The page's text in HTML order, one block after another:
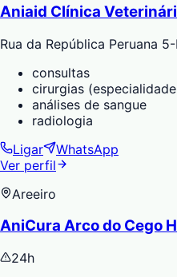
Aniaid Clínica
Rua da República Peruana
consultas
cirurgias
análises de sangue
radiologia
Ligar
WhatsApp
Ver perfil
Areeiro
AniCura Arco do Cego
24h